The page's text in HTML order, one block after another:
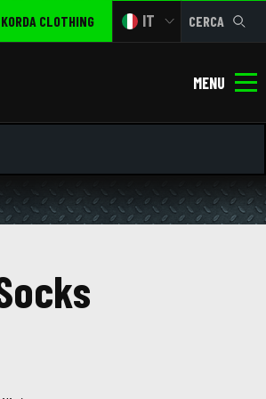
KORDA CLOTHING IT CERCA
MENU